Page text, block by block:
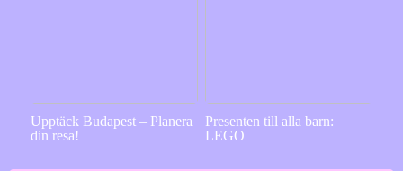
Upptäck Budapest – Planera
din resa!
Presenten till alla barn:
LEGO